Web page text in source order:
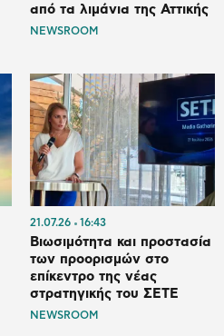
από τα λιμάνια της Αττικής
NEWSROOM
21.07.26 16:43
Βιωσιμότητα και προστασία
των προορισμών στο
επίκεντρο της νέας
στρατηγικής του ΣΕΤΕ
NEWSROOM